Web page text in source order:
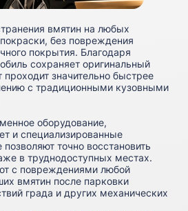
вмятин на любых
без повреждения
покрытия. Благодаря
сохраняет оригинальный
значительно быстрее
с традиционными кузовными
оборудование,
и специализированные
точно восстановить
в труднодоступных местах.
с повреждениями любой
вмятин после парковки
града и других механических